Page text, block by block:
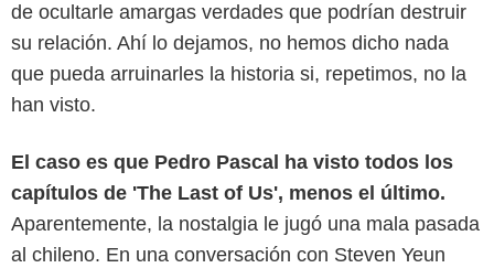
de ocultarle amargas verdades que podrían destruir
su relación. Ahí lo dejamos, no hemos dicho nada
que pueda arruinarles la historia si, repetimos, no la
han visto.
El caso es que Pedro Pascal ha visto todos los
capítulos de 'The Last of Us', menos el último.
Aparentemente, la nostalgia le jugó una mala pasada
al chileno. En una conversación con Steven Yeun